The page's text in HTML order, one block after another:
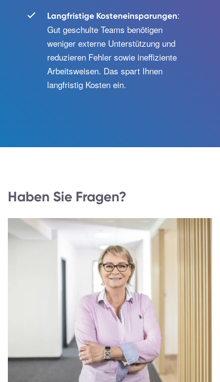
Langfristige Kosteneinsparungen:
Gut geschulte Teams benötigen
weniger externe Unterstützung und
reduzieren Fehler sowie ineffiziente
Arbeitsweisen. Das spart Ihnen
langfristig Kosten ein.
Haben Sie Fragen?